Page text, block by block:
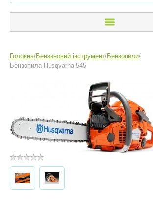
Головна/Бензиновий інструмент/Бензопили/
Бензопила Husqvarna 545